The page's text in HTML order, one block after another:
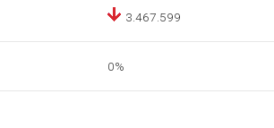
3.467.599
0%